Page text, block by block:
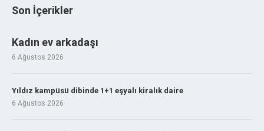
Son İçerikler
Kadın ev arkadaşı
6 Ağustos 2026
Yıldız kampüsü dibinde 1+1 eşyalı kiralık daire
6 Ağustos 2026